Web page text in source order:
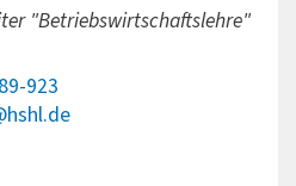
"Betriebswirtschaftslehre"
923